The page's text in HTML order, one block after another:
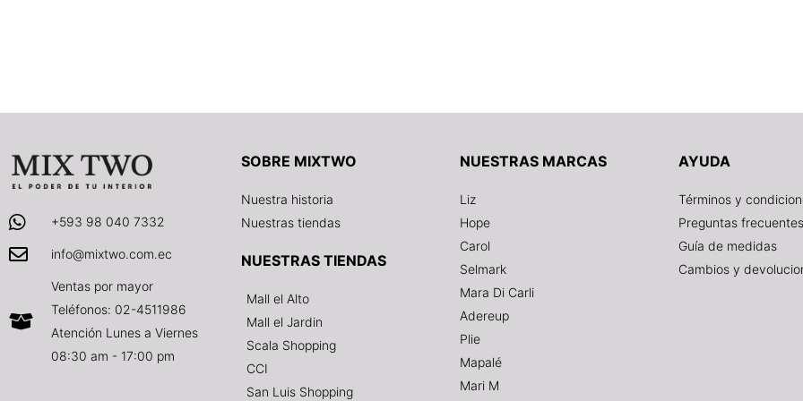
+593 98 040 7332
info@mixtwo.com.ec
Ventas por mayor
Teléfonos: 02-4511986
Atención Lunes a Viernes
08:30 am - 17:00 pm
SOBRE MIXTWO
Nuestra historia
Nuestras tiendas
NUESTRAS TIENDAS
Mall el Alto
Mall el Jardin
Scala Shopping
CCI
San Luis Shopping
NUESTRAS MARCAS
Liz
Hope
Carol
Selmark
Mara Di Carli
Adereup
Plie
Mapalé
Mari M
AYUDA
Términos y
Preguntas frecuentes
Guía de medidas
Cambios y